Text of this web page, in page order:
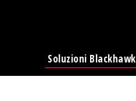
Soluzioni Blackhawk